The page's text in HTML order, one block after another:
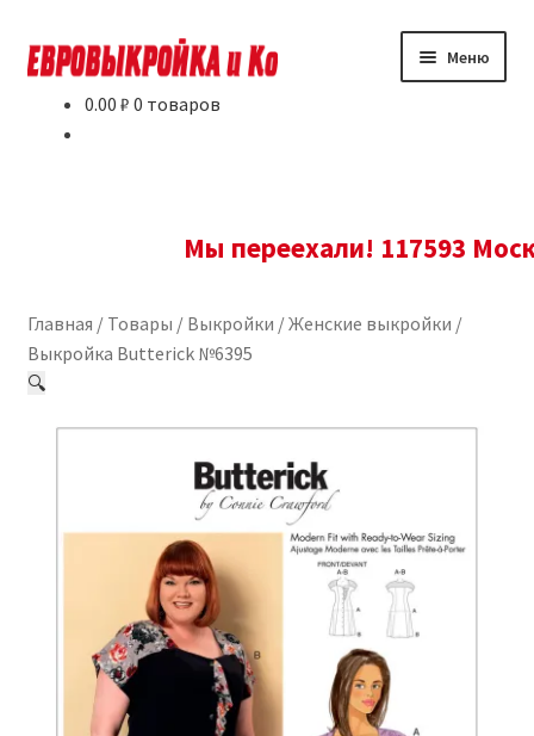
Перейти
к
навигации
Перейти
к
содержимому
Меню
Где купить?
О нас
0.00 ₽ 0 товаров
Мы переехали! 117593 Москва,
Главная / Товары / Выкройки /Женские выкройки /
Выкройка Butterick №6395
🔍